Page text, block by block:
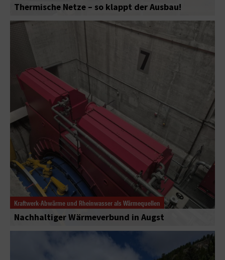
Thermische Netze – so klappt der Ausbau!
Kraftwerk-Abwärme und Rheinwasser als Wärmequellen
Nachhaltiger Wärmeverbund in Augst